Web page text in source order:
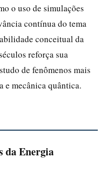
o uso de simulações
contínua do tema
conceitual da
reforça sua
de fenômenos mais
e mecânica quântica.
da Energia